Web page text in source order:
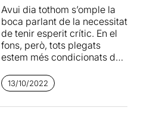
Avui dia tothom s’omple la
boca parlant de la necessitat
de tenir esperit crític. En el
fons, però, tots plegats
estem més condicionats del
nostres biaixos cognitius, se
situïn on se situïn en l’eix
ideològic. El sistema
13/10/2022